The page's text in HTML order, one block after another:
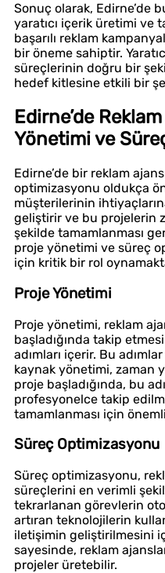
Sonuç olarak, Edirne’de
yaratıcı içerik üretimi ve
başarılı reklam
bir öneme sahiptir.
süreçlerinin doğru bir
hedef kitlesine etkili bir
Edirne’de
Yönetimi ve
Edirne’de bir reklam
optimizasyonu oldukça
müşterilerinin
geliştirir ve bu projelerin
şekilde tamamlanması
proje yönetimi ve süreç
için kritik bir rol
Proje Yönetimi
Proje yönetimi, reklam
başladığında takip
adımları içerir. Bu
kaynak yönetimi, zaman
proje başladığında, bu
profesyonelce takip
tamamlanması için
Süreç Optimizasyonu
Süreç optimizasyonu,
süreçlerini en verimli
tekrarlanan görevlerin
artıran teknolojilerin
iletişimin geliştirilmesini
sayesinde, reklam
projeler üretebilir.